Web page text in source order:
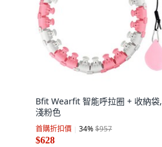
Bfit Wearfit 智能呼拉圈 + 收納袋,
淺粉色
首購折扣價 34%$957
$628